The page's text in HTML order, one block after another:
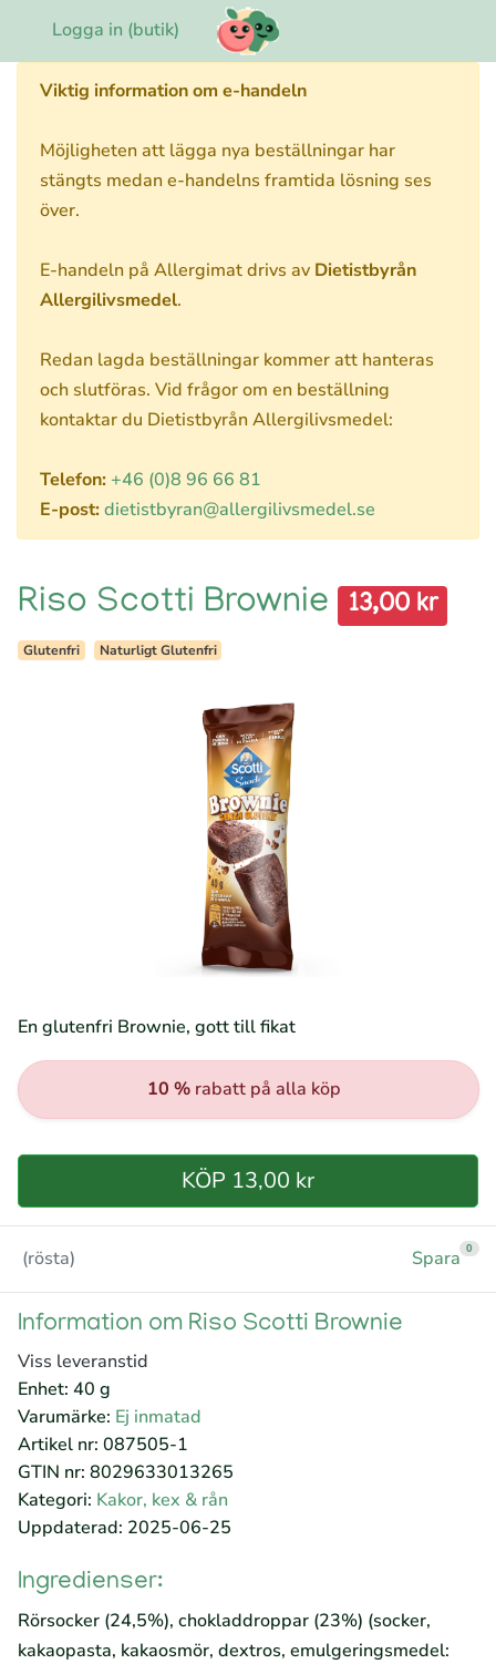
Logga in (butik)
Viktig information om e-handeln
Möjligheten att lägga nya beställningar har
stängts medan e-handelns framtida lösning ses
över.
E-handeln på Allergimat drivs av Dietistbyrån
Allergilivsmedel.
Redan lagda beställningar kommer att hanteras
och slutföras. Vid frågor om en beställning
kontaktar du Dietistbyrån Allergilivsmedel:
Telefon: +46 (0)8 96 66 81
E-post:dietistbyran@allergilivsmedel.se
Riso Scotti Brownie 13,00 kr
Glutenfri Naturligt Glutenfri
En glutenfri Brownie, gott till fikat
10 % rabatt på alla köp
KÖP 13,00 kr
(rösta) Spara 0
Information om Riso Scotti Brownie
Viss leveranstid
Enhet: 40 g
Varumärke: Ej inmatad
Artikel nr: 087505-1
GTIN nr: 8029633013265
Kategori: Kakor, kex & rån
Uppdaterad: 2025-06-25
Ingredienser:
Rörsocker (24,5%), chokladdroppar (23%) (socker,
kakaopasta, kakaosmör, dextros, emulgeringsmedel: